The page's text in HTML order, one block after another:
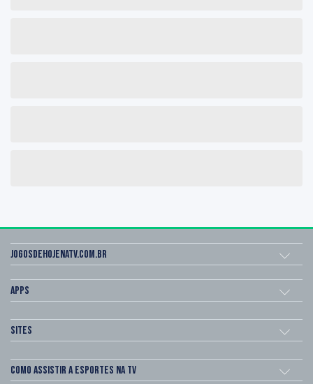
Jogosdehojenatv.com.br
Apps
Sites
Como assistir a esportes na TV